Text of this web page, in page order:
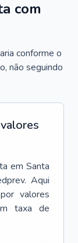
com
conforme o
não seguindo
em Santa
Aqui
valores
taxa de